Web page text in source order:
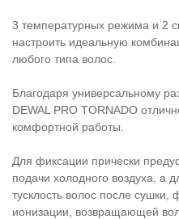
3 температурных режима и 2
настроить идеальную
любого типа волос.
Благодаря универсальному
DEWAL PRO TORNADO
комфортной работы.
Для фиксации прически
подачи холодного воздуха, а
тусклость волос после
ионизации, возвращающей